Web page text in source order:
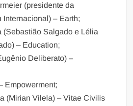
(presidente da
Internacional) – Earth;
(Sebastião Salgado e Lélia
– Education;
Deliberato) –
Empowerment;
(Mirian Vilela) – Vitae Civilis